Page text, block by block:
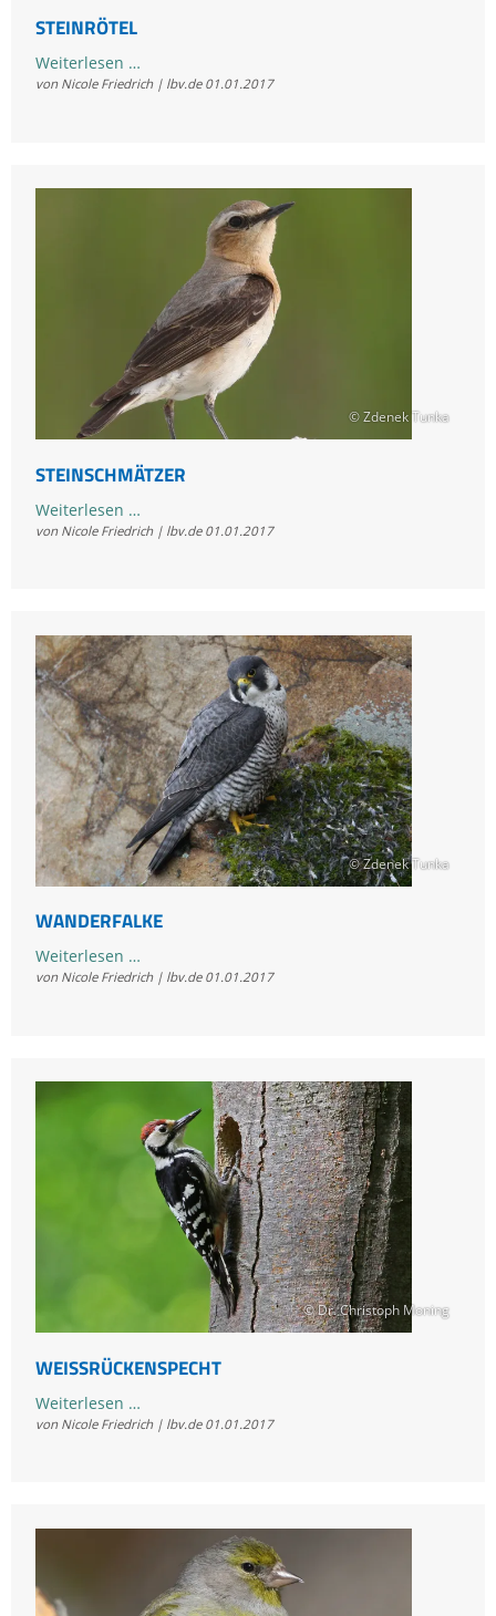
STEINRÖTEL
Weiterlesen …Steinrötel
von Nicole Friedrich | lbv.de 01.01.2017
© Zdenek Tunka
STEINSCHMÄTZER
Weiterlesen …
von Nicole Friedrich | lbv.de 01.01.2017
© Zdenek Tunka
WANDERFALKE
Weiterlesen …Wanderfalke
von Nicole Friedrich | lbv.de 01.01.2017
© Dr. Christoph Moning
WEISSRÜCKENSPECHT
Weiterlesen …
von Nicole Friedrich | lbv.de 01.01.2017